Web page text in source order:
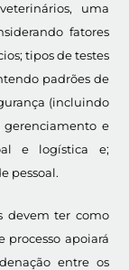
uma
fatores
tipos de testes
padrões de
(incluindo
gerenciamento e
e logística e;
pessoal.
devem ter como
processo apoiará
entre os